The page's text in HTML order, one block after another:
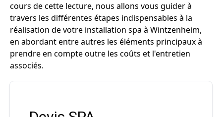
cours de cette lecture, nous allons vous guider à
travers les différentes étapes indispensables à la
réalisation de votre installation spa à Wintzenheim,
en abordant entre autres les éléments principaux à
prendre en compte outre les coûts et l'entretien
associés.